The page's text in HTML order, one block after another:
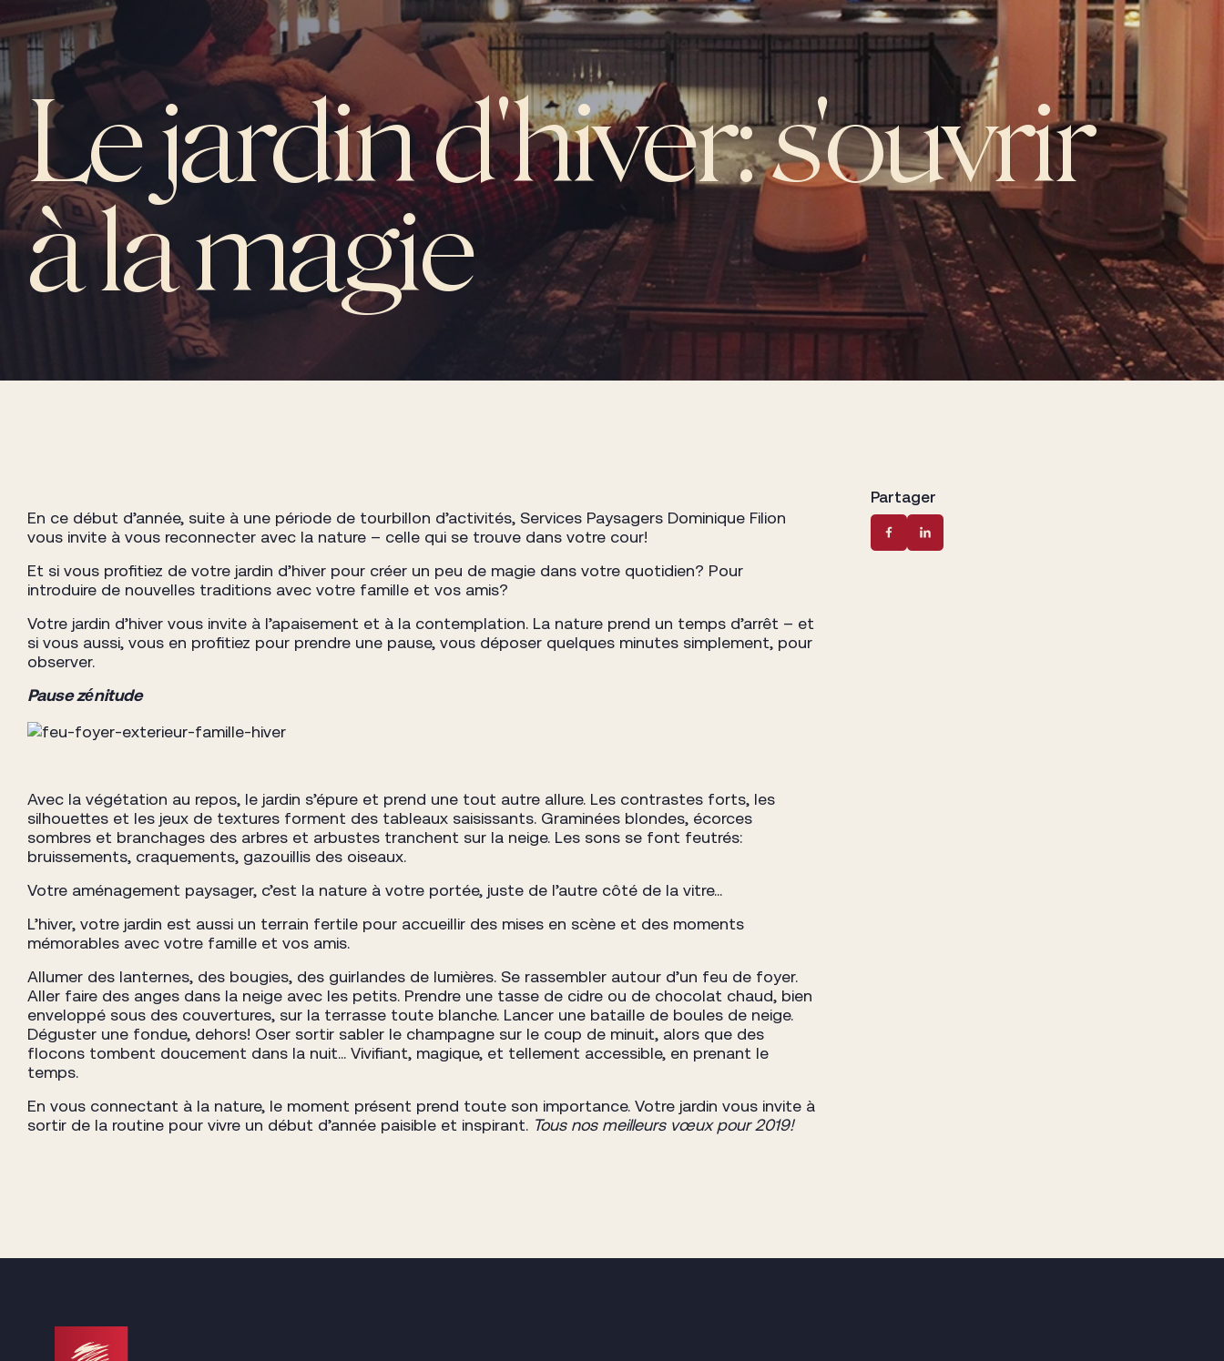
Le jardin d'hiver: s'ouvrir
à la magie
En ce début d’année, suite à une période de tourbillon d’activités, Services Paysagers Dominique Filion
vous invite à vous reconnecter avec la nature – celle qui se trouve dans votre cour!
Et si vous profitiez de votre jardin d’hiver pour créer un peu de magie dans votre quotidien? Pour
introduire de nouvelles traditions avec votre famille et vos amis?
Votre jardin d’hiver vous invite à l’apaisement et à la contemplation. La nature prend un temps d’arrêt – et
si vous aussi, vous en profitiez pour prendre une pause, vous déposer quelques minutes simplement, pour
observer.
Pause zénitude
Avec la végétation au repos, le jardin s’épure et prend une tout autre allure. Les contrastes forts, les
silhouettes et les jeux de textures forment des tableaux saisissants. Graminées blondes, écorces
sombres et branchages des arbres et arbustes tranchent sur la neige. Les sons se font feutrés:
bruissements, craquements, gazouillis des oiseaux.
Votre aménagement paysager, c’est la nature à votre portée, juste de l’autre côté de la vitre…
L’hiver, votre jardin est aussi un terrain fertile pour accueillir des mises en scène et des moments
mémorables avec votre famille et vos amis.
Allumer des lanternes, des bougies, des guirlandes de lumières. Se rassembler autour d’un feu de foyer.
Aller faire des anges dans la neige avec les petits. Prendre une tasse de cidre ou de chocolat chaud, bien
enveloppé sous des couvertures, sur la terrasse toute blanche. Lancer une bataille de boules de neige.
Déguster une fondue, dehors! Oser sortir sabler le champagne sur le coup de minuit, alors que des
flocons tombent doucement dans la nuit… Vivifiant, magique, et tellement accessible, en prenant le
temps.
En vous connectant à la nature, le moment présent prend toute son importance. Votre jardin vous invite à
sortir de la routine pour vivre un début d’année paisible et inspirant. Tous nos meilleurs vœux pour 2019!
Partager